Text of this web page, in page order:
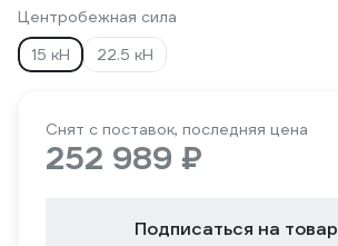
Центробежная сила
15 кН
22.5 кН
Снят с поставок, последняя цена
252 989 ₽
Подписаться на товар